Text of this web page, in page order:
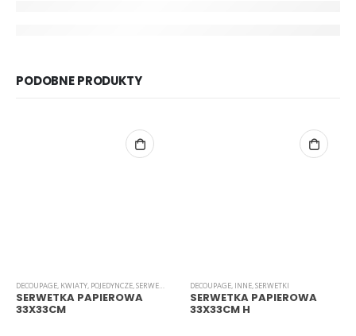
PODOBNE PRODUKTY
DECOUPAGE, KWIATY, POJEDYNCZE,SERWETKI
SERWETKA PAPIEROWA
33X33CM
DECOUPAGE, INNE,SERWETKI
SERWETKA PAPIEROWA
33X33CM H